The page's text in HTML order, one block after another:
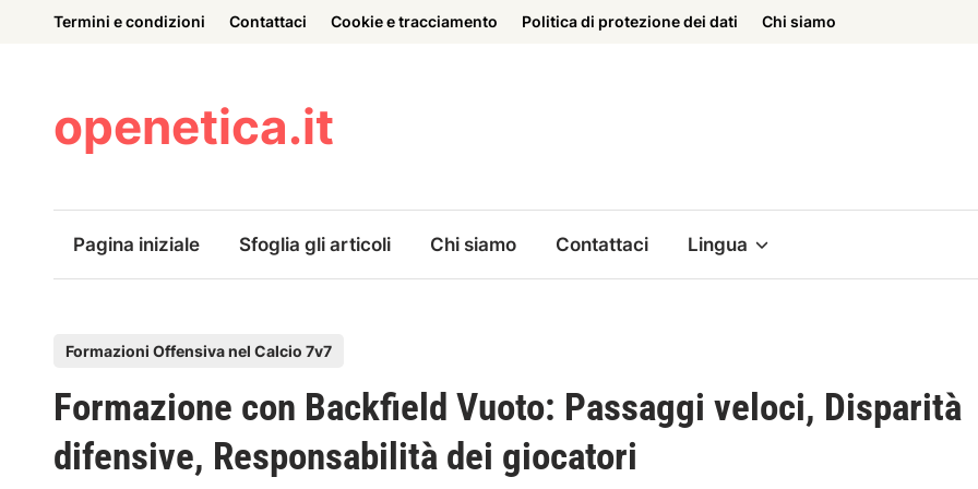
Termini e condizioni Contattaci Cookie e tracciamento Politica di protezione dei dati Chi siamo
openetica.it
Pagina iniziale Sfoglia gli articoli Chi siamo Contattaci Lingua
s
e
Formazioni Offensiva nel Calcio 7v7
Formazione con Backfield Vuoto: Passaggi veloci, Disparità
difensive, Responsabilità dei giocatori